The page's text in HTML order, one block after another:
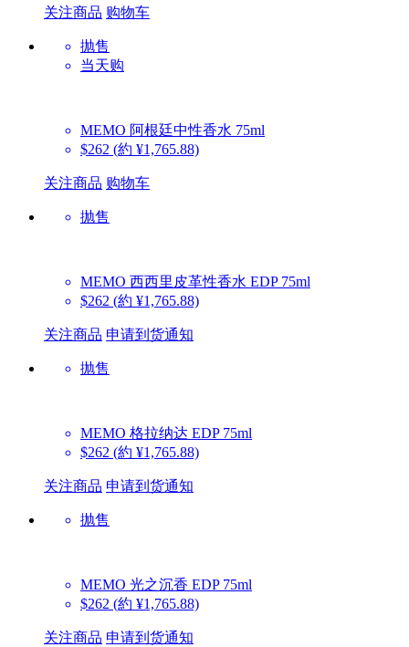
关注商品 购物车
抛售
当天购
MEMO 阿根廷中性香水 75ml
$262 (約 ¥1,765.88)
关注商品 购物车
抛售
MEMO 西西里皮革性香水 EDP 75ml
$262 (約 ¥1,765.88)
关注商品 申请到货通知
抛售
MEMO 格拉纳达 EDP 75ml
$262 (約 ¥1,765.88)
关注商品 申请到货通知
抛售
MEMO 光之沉香 EDP 75ml
$262 (約 ¥1,765.88)
关注商品 申请到货通知